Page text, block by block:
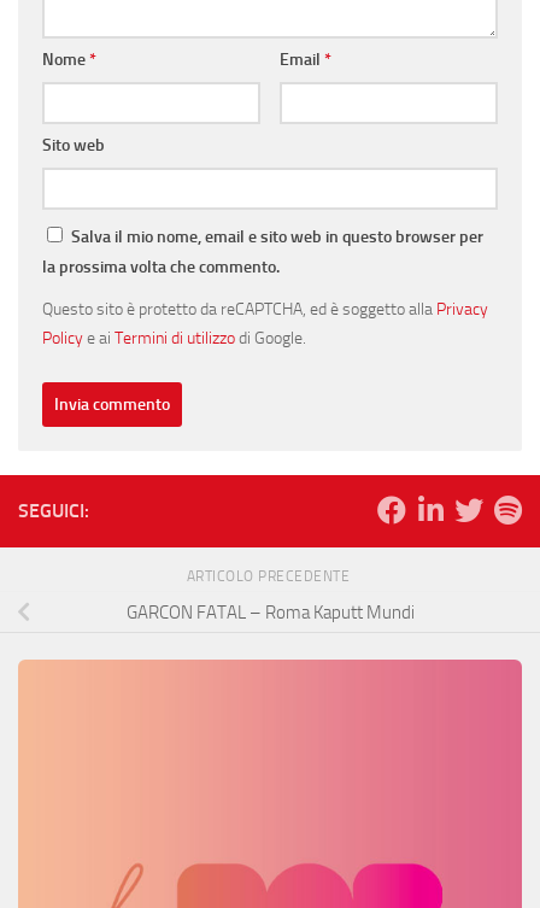
Nome* Email *
Sito web
Salva il mio nome, email e sito web in questo browser per
la prossima volta che commento.
Questo sito è protetto da reCAPTCHA, ed è soggetto alla Privacy
Policye ai Termini di utilizzodi Google.
SEGUICI:
ARTICOLO PRECEDENTE
GARCON FATAL – Roma Kaputt Mundi